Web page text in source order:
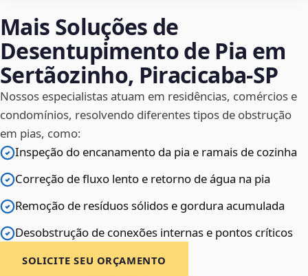
Mais Soluções de
Desentupimento de Pia em
Sertãozinho, Piracicaba‑SP
Nossos especialistas atuam em residências, comércios e
condomínios, resolvendo diferentes tipos de obstrução
em pias, como:
Inspeção do encanamento da pia e ramais de cozinha
Correção de fluxo lento e retorno de água na pia
Remoção de resíduos sólidos e gordura acumulada
Desobstrução de conexões internas e pontos críticos
SOLICITE SEU ORÇAMENTO